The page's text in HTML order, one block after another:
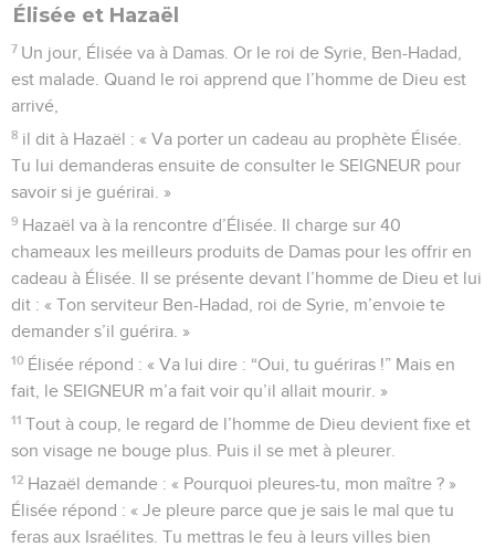
Élisée et Hazaël
7 Un jour, Élisée va à Damas. Or le roi de Syrie, Ben-Hadad,
est malade. Quand le roi apprend que l’homme de Dieu est
arrivé,
8 il dit à Hazaël : « Va porter un cadeau au prophète Élisée.
Tu lui demanderas ensuite de consulter le SEIGNEUR pour
savoir si je guérirai. »
9 Hazaël va à la rencontre d’Élisée. Il charge sur 40
chameaux les meilleurs produits de Damas pour les offrir en
cadeau à Élisée. Il se présente devant l’homme de Dieu et lui
dit : « Ton serviteur Ben-Hadad, roi de Syrie, m’envoie te
demander s’il guérira. »
10 Élisée répond : « Va lui dire : “Oui, tu guériras !” Mais en
fait, le SEIGNEUR m’a fait voir qu’il allait mourir. »
11 Tout à coup, le regard de l’homme de Dieu devient fixe et
son visage ne bouge plus. Puis il se met à pleurer.
12 Hazaël demande : « Pourquoi pleures-tu, mon maître ? »
Élisée répond : « Je pleure parce que je sais le mal que tu
feras aux Israélites. Tu mettras le feu à leurs villes bien